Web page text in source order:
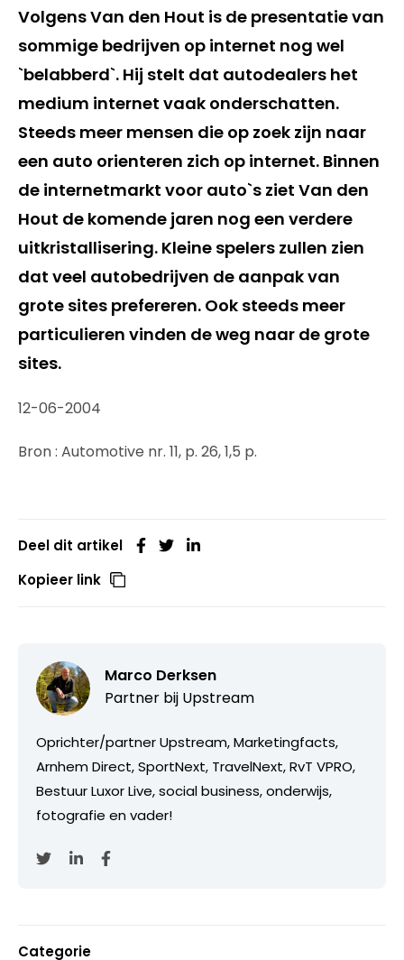
Volgens Van den Hout is de presentatie van
sommige bedrijven op internet nog wel
`belabberd`. Hij stelt dat autodealers het
medium internet vaak onderschatten.
Steeds meer mensen die op zoek zijn naar
een auto orienteren zich op internet. Binnen
de internetmarkt voor auto`s ziet Van den
Hout de komende jaren nog een verdere
uitkristallisering. Kleine spelers zullen zien
dat veel autobedrijven de aanpak van
grote sites prefereren. Ook steeds meer
particulieren vinden de weg naar de grote
sites.
12-06-2004
Bron : Automotive nr. 11, p. 26, 1,5 p.
Deel dit artikel
Kopieer link
Marco Derksen
Partner bij Upstream
Oprichter/partner Upstream, Marketingfacts,
Arnhem Direct, SportNext, TravelNext, RvT VPRO,
Bestuur Luxor Live, social business, onderwijs,
fotografie en vader!
Categorie